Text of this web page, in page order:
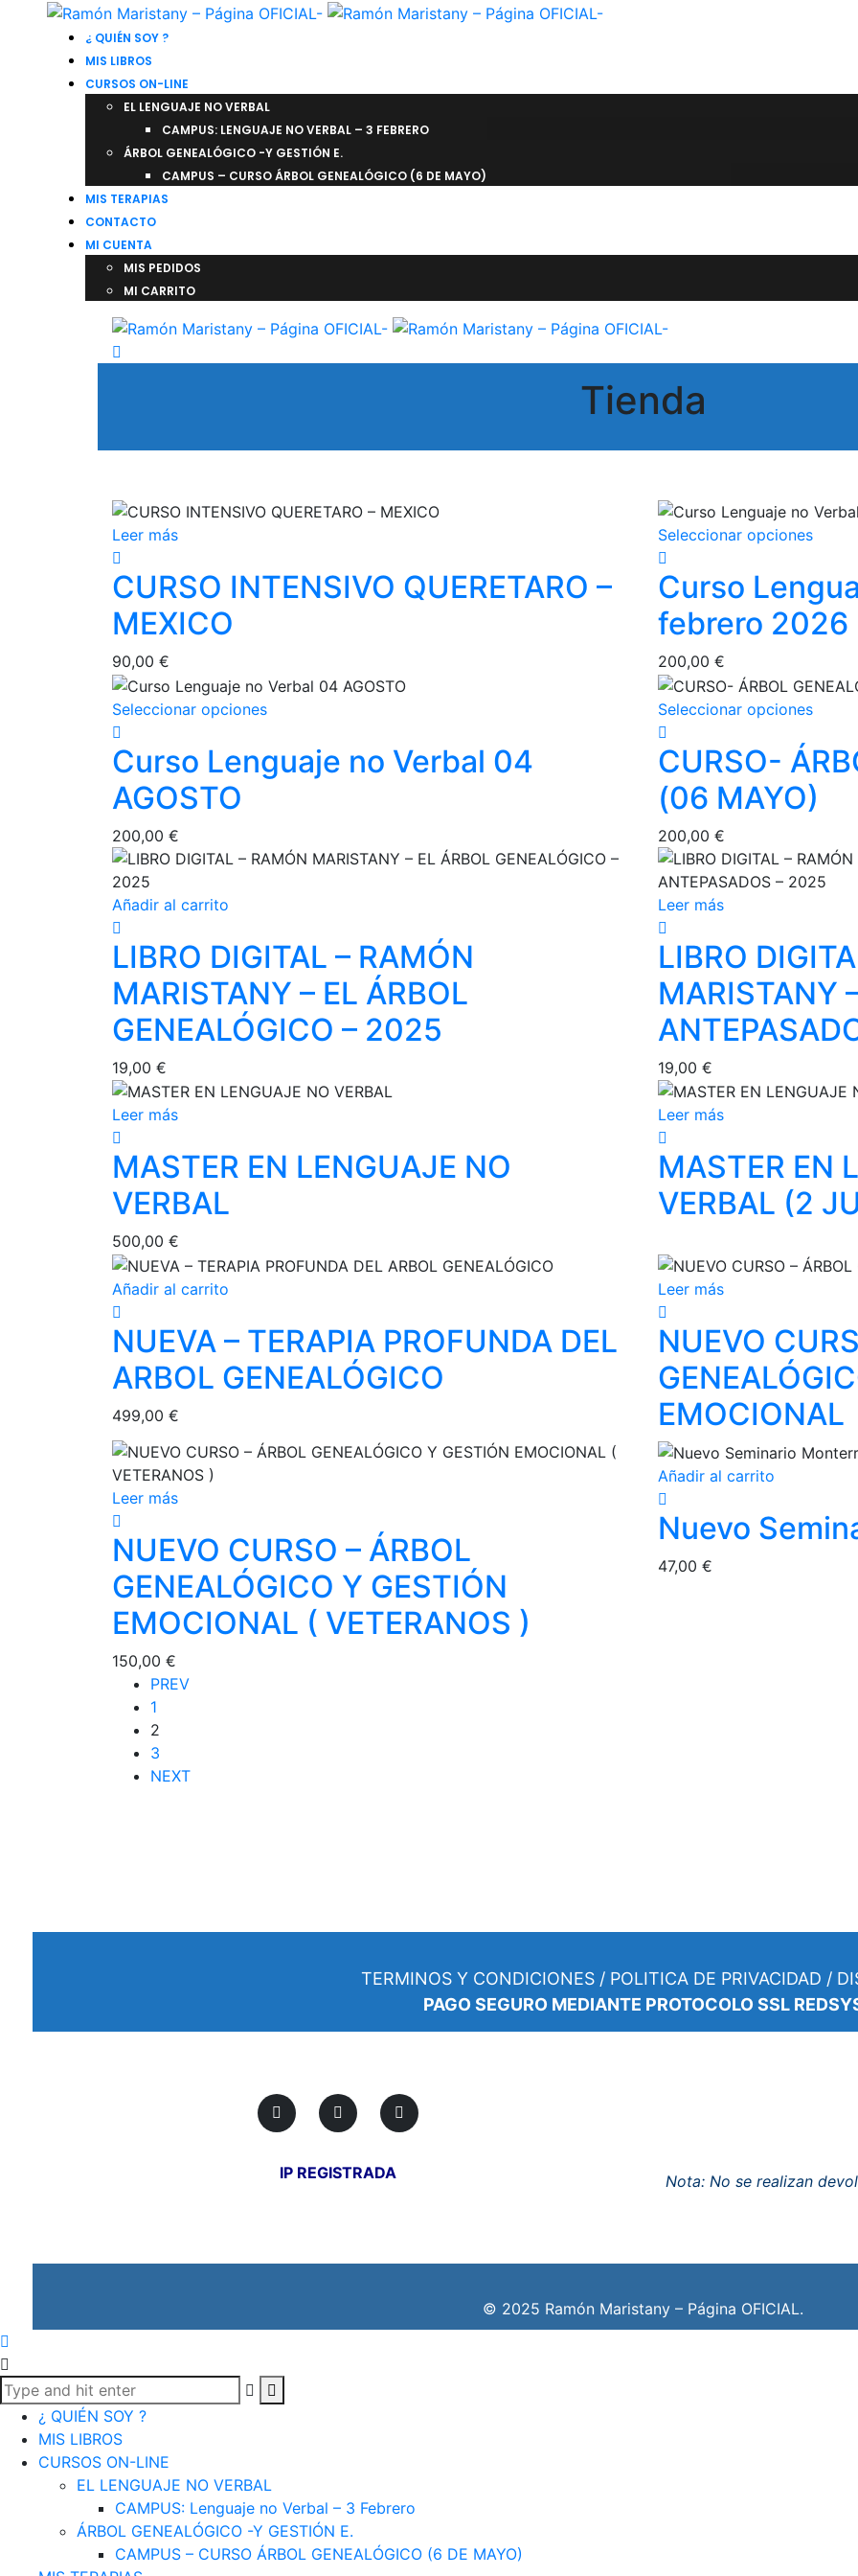
¿ QUIÉN SOY ?
MIS LIBROS
CURSOS ON-LINE
EL LENGUAJE NO VERBAL
CAMPUS: LENGUAJE NO VERBAL – 3 FEBRERO
ÁRBOL GENEALÓGICO -Y GESTIÓN E.
CAMPUS – CURSO ÁRBOL GENEALÓGICO (6 DE MAYO)
MIS TERAPIAS
CONTACTO
MI CUENTA
MIS PEDIDOS
MI CARRITO
Tienda
Leer más
CURSO INTENSIVO QUERETARO –
MEXICO
90,00 €
Seleccionar opcionesEste
tiene
se
pueden
en
la
página
Curso
febrero 2026
200,00 €
Seleccionar opcionesEste
tiene
múltiples
opciones
se
página
de
producto
Curso Lenguaje no Verbal 04
AGOSTO
200,00 €
Seleccionar opcionesEste
tiene
se
pueden
página
de
CURSO-
(06 MAYO)
200,00 €
Añadir al carrito
LIBRO DIGITAL – RAMÓN
MARISTANY – EL ÁRBOL
GENEALÓGICO – 2025
19,00 €
Leer más
LIBRO
MARISTANY
19,00 €
Leer más
MASTER EN LENGUAJE NO
VERBAL
500,00 €
Leer más
MASTER EN
VERBAL (2
Añadir al carrito
NUEVA – TERAPIA PROFUNDA DEL
ARBOL GENEALÓGICO
499,00 €
Leer más
NUEVO
EMOCIONAL
Leer más
NUEVO CURSO – ÁRBOL
GENEALÓGICO Y GESTIÓN
EMOCIONAL ( VETERANOS )
150,00 €
Añadir al carrito
Nuevo
47,00 €
PREV
1
2
3
NEXT
TERMINOS Y CONDICIONES / POLITICA DE PRIVACIDAD /
PAGO SEGURO MEDIANTE PROTOCOLO SSL REDS
IP REGISTRADA
Nota: No se realizan
© 2025 Ramón Maristany – Página OFICIAL.
¿ QUIÉN SOY ?
MIS LIBROS
CURSOS ON-LINE
EL LENGUAJE NO VERBAL
CAMPUS: Lenguaje no Verbal – 3 Febrero
ÁRBOL GENEALÓGICO -Y GESTIÓN E.
CAMPUS – CURSO ÁRBOL GENEALÓGICO (6 DE MAYO)